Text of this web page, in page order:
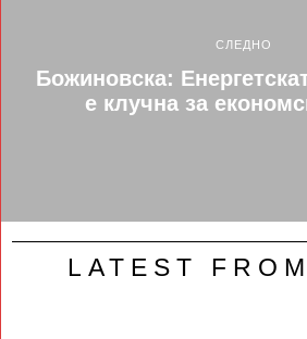
СЛЕДНО
Божиновска:
е клучна за
LATEST